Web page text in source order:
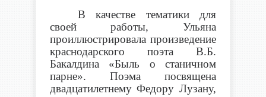
В качестве тематики для
своей работы, Ульяна
проиллюстрировала произведение
краснодарского поэта В.Б.
Бакалдина «Быль о станичном
парне». Поэма посвящена
двадцатилетнему Федору Лузану,